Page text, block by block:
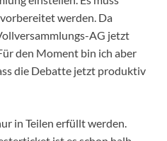
werden. Da
AG jetzt
den Moment bin ich aber
die Debatte jetzt produktiv
in Teilen erfüllt werden.